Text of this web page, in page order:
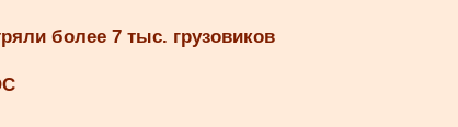
более 7 тыс. грузовиков